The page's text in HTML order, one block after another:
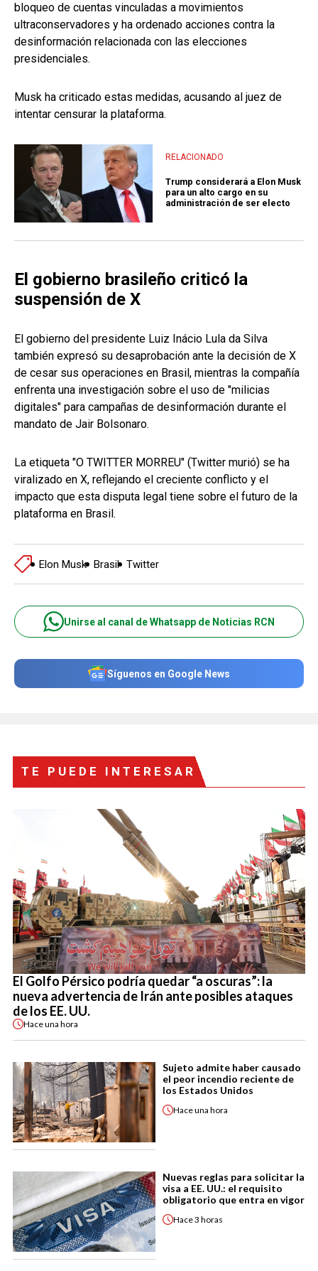
bloqueo de cuentas vinculadas a movimientos
ultraconservadores y ha ordenado acciones contra la
desinformación relacionada con las elecciones
presidenciales.
Musk ha criticado estas medidas, acusando al juez de
intentar censurar la plataforma.
RELACIONADO
Trump considerará a Elon Musk
para un alto cargo en su
administración de ser electo
El gobierno brasileño criticó la
suspensión de X
El gobierno del presidente Luiz Inácio Lula da Silva
también expresó su desaprobación ante la decisión de X
de cesar sus operaciones en Brasil, mientras la compañía
enfrenta una investigación sobre el uso de "milicias
digitales" para campañas de desinformación durante el
mandato de Jair Bolsonaro.
La etiqueta "O TWITTER MORREU" (Twitter murió) se ha
viralizado en X, reflejando el creciente conflicto y el
impacto que esta disputa legal tiene sobre el futuro de la
plataforma en Brasil.
Elon Musk Brasil Twitter
Unirse al canal de Whatsapp de Noticias RCN
Síguenos en Google News
TE PUEDE INTERESAR
El Golfo Pérsico podría quedar “a oscuras”: la
nueva advertencia de Irán ante posibles ataques
de los EE. UU.
Haceuna hora
Sujeto admite haber causado
el peor incendio reciente de
los Estados Unidos
Haceuna hora
Nuevas reglas para solicitar la
visa a EE. UU.: el requisito
obligatorio que entra en vigor
Hace3 horas